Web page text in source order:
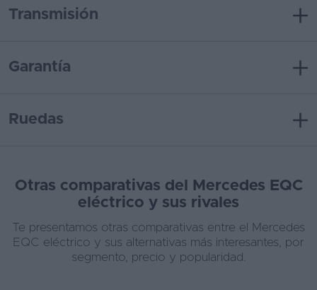
Transmisión
Garantía
Ruedas
Otras comparativas del Mercedes EQC
eléctrico y sus rivales
Te presentamos otras comparativas entre el Mercedes
EQC eléctrico y sus alternativas más interesantes, por
segmento, precio y popularidad.